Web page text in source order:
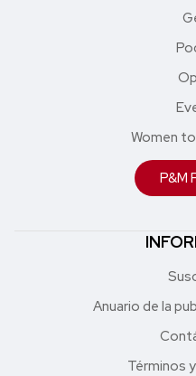
Women
P&M
Anuario de la
Términos